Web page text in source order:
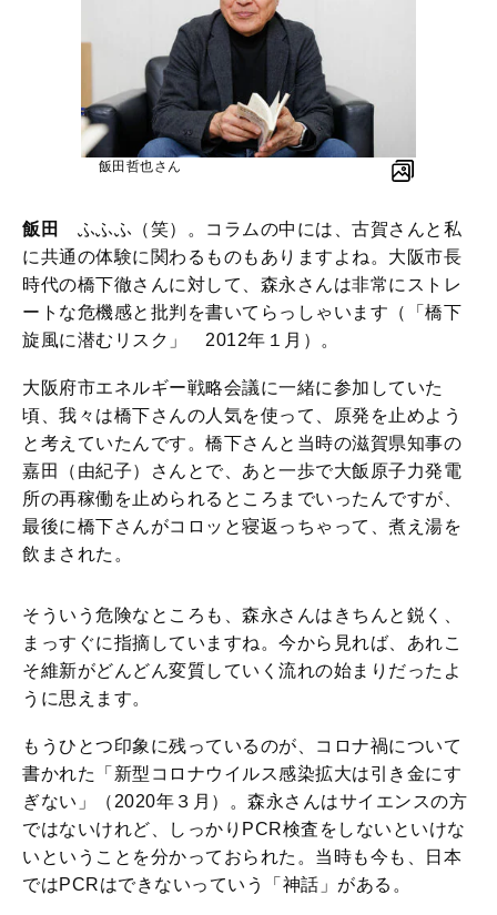
飯田哲也さん
飯田
ふふふ（笑）。コラムの中には、古賀さんと私
に共通の体験に関わるものもありますよね。大阪市長
時代の橋下徹さんに対して、森永さんは非常にストレ
ートな危機感と批判を書いてらっしゃいます（「橋下
旋風に潜むリスク」 2012年１月）。
大阪府市エネルギー戦略会議に一緒に参加していた
頃、我々は橋下さんの人気を使って、原発を止めよう
と考えていたんです。橋下さんと当時の滋賀県知事の
嘉田（由紀子）さんとで、あと一歩で大飯原子力発電
所の再稼働を止められるところまでいったんですが、
最後に橋下さんがコロッと寝返っちゃって、煮え湯を
飲まされた。
そういう危険なところも、森永さんはきちんと鋭く、
まっすぐに指摘していますね。今から見れば、あれこ
そ維新がどんどん変質していく流れの始まりだったよ
うに思えます。
もうひとつ印象に残っているのが、コロナ禍について
書かれた「新型コロナウイルス感染拡大は引き金にす
ぎない」（2020年３月）。森永さんはサイエンスの方
ではないけれど、しっかりPCR検査をしないといけな
いということを分かっておられた。当時も今も、日本
ではPCRはできないっていう「神話」がある。